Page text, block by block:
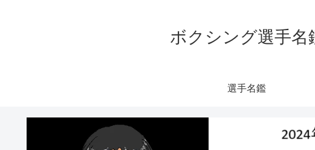
ボクシング選手
選手名鑑